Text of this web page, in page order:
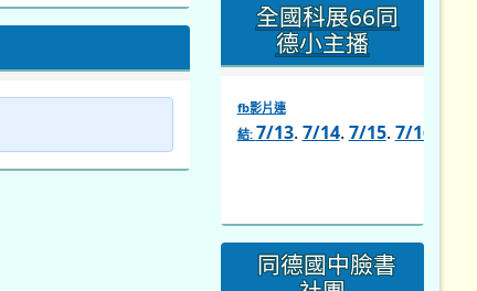
全國科展66同
德小主播
fb影片連
結: 7/13. 7/14. 7/15. 7/16
https://www.facebook.com/
同德國中臉書